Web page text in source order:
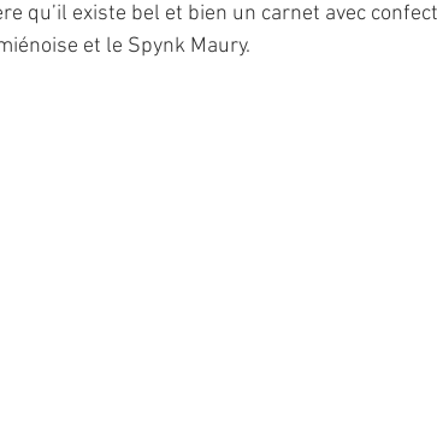
qu’il existe bel et bien un carnet avec
et le Spynk Maury.